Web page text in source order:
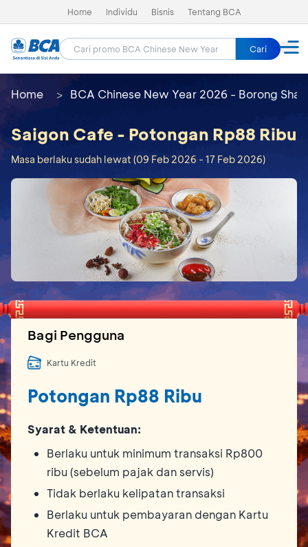
Home Individu Bisnis Tentang BCA
Cari
Home BCA Chinese New Year 2026 - Borong Shay
Saigon Cafe - Potongan Rp88 Ribu
Masa berlaku sudah lewat (09 Feb 2026 - 17 Feb 2026)
Bagi Pengguna
Kartu Kredit
Potongan Rp88 Ribu
Syarat & Ketentuan:
Berlaku untuk minimum transaksi Rp800
ribu (sebelum pajak dan servis)
Tidak berlaku kelipatan transaksi
Berlaku untuk pembayaran dengan Kartu
Kredit BCA